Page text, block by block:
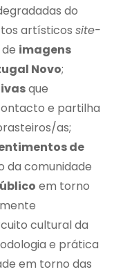
do
artísticos site-
imagens
Novo;
que
e partilha
as;
de
da comunidade
em torno
cultural da
e prática
em torno das